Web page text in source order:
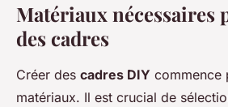
Matériaux nécessaires
des cadres
Créer des cadres DIY commence
matériaux. Il est crucial de